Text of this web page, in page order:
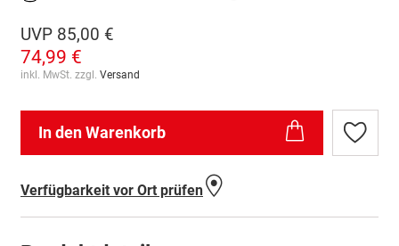
UVP 85,00 €
74,99 €
inkl. MwSt. zzgl. Versand
In den Warenkorb
Zur
Verfügbarkeit vor Ort prüfen